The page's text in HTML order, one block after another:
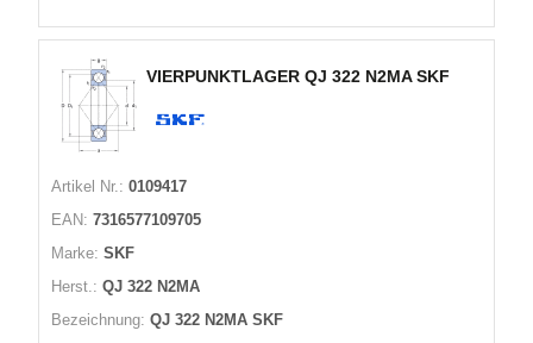
VIERPUNKTLAGER QJ 322 N2MA SKF
Artikel Nr.: 0109417
EAN: 7316577109705
Marke: SKF
Herst.: QJ 322 N2MA
Bezeichnung: QJ 322 N2MA SKF